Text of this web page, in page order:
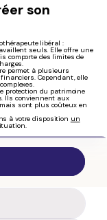
son
libéral :
seuls. Elle offre une
comporte des limites de
permet à plusieurs
Cependant, elle
protection du patrimoine
Ils conviennent aux
sont plus coûteux en
à votre disposition un